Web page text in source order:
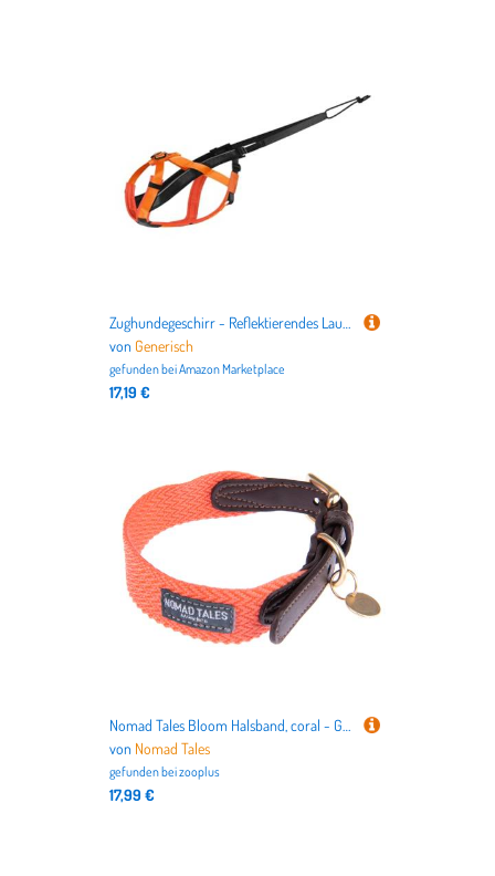
Zughundegeschirr - Reflektierendes Laufgeschirr Für Hunde | Komfortabler Verstellbarer Gurt Für Spazierengehen Sport Training Schlittenziehen Outdoor Aktivitäten
von Generisch
gefunden beiAmazon Marketplace
17,19 €
Nomad Tales Bloom Halsband, coral - Größe M: 40 - 46 cm Halsumfang, 32 mm breit
von Nomad Tales
gefunden beizooplus
17,99 €